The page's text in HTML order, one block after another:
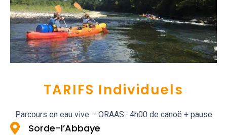
TARIFS Individuels
Parcours en eau vive – ORAAS : 4h00 de canoë + pause
Sorde-l’Abbaye